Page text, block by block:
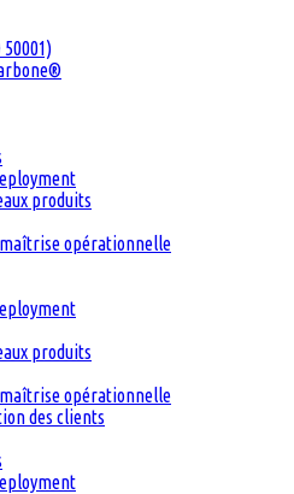
produits
maîtrise opérationnelle
produits
maîtrise opérationnelle
des clients